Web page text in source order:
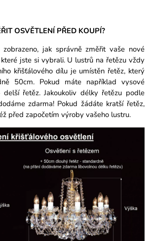
OSVĚTLENÍ PŘED KOUPÍ?
jak správně změřit vaše nové
jste si vybrali. U lustrů na řetězu vždy
křišťálového dílu je umístěn řetěz, který
50cm. Pokud máte například vysové
řetěz. Jakoukoliv délky řetězu podle
zdarma! Pokud žádáte kratší řetěz,
před započetím výroby vašeho lustru.